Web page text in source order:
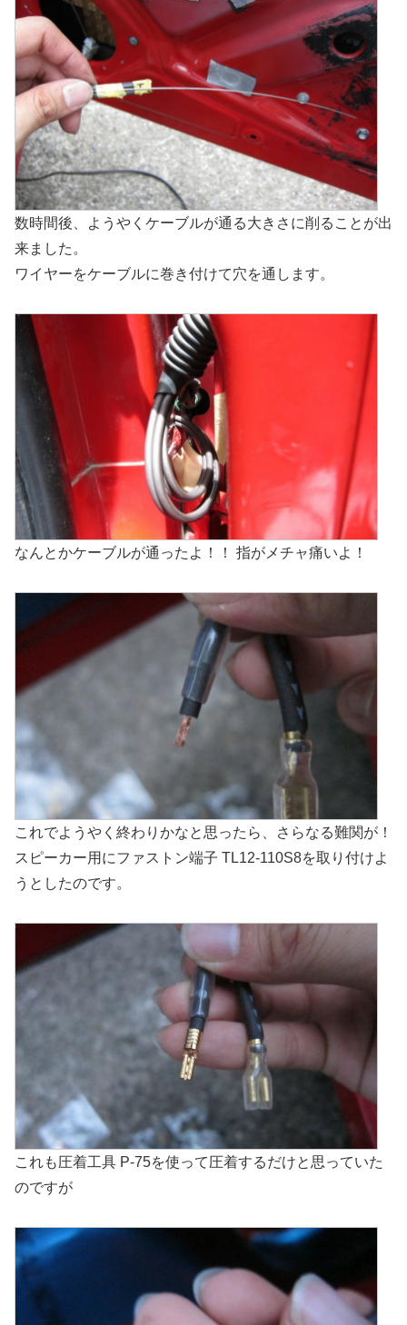
数時間後、ようやくケーブルが通る大きさに削ることが出
来ました。
ワイヤーをケーブルに巻き付けて穴を通します。
なんとかケーブルが通ったよ！！ 指がメチャ痛いよ！
これでようやく終わりかなと思ったら、さらなる難関が！
スピーカー用にファストン端子 TL12-110S8を取り付けよ
うとしたのです。
これも圧着工具 P-75を使って圧着するだけと思っていた
のですが